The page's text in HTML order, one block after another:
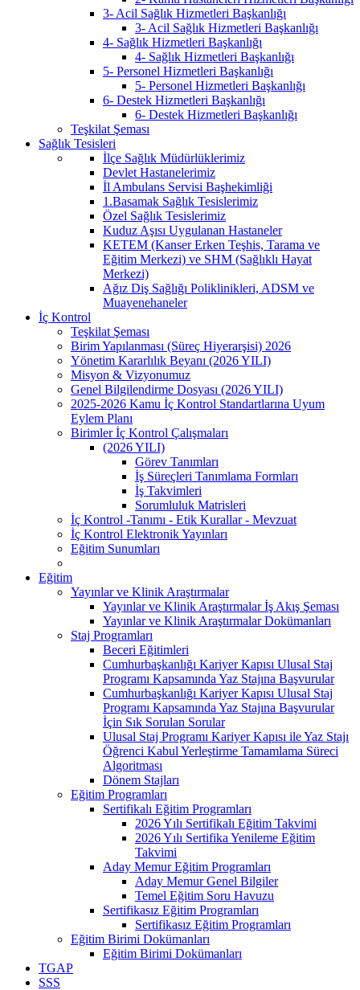
3- Acil Sağlık Hizmetleri Başkanlığı
3- Acil Sağlık Hizmetleri Başkanlığı
4- Sağlık Hizmetleri Başkanlığı
4- Sağlık Hizmetleri Başkanlığı
5- Personel Hizmetleri Başkanlığı
5- Personel Hizmetleri Başkanlığı
6- Destek Hizmetleri Başkanlığı
6- Destek Hizmetleri Başkanlığı
Teşkilat Şeması
Sağlık Tesisleri
İlçe Sağlık Müdürlüklerimiz
Devlet Hastanelerimiz
İl Ambulans Servisi Başhekimliği
1.Basamak Sağlık Tesislerimiz
Özel Sağlık Tesislerimiz
Kuduz Aşısı Uygulanan Hastaneler
KETEM (Kanser Erken Teşhis, Tarama ve
Eğitim Merkezi) ve SHM (Sağlıklı Hayat
Merkezi)
Ağız Diş Sağlığı Poliklinikleri, ADSM ve
Muayenehaneler
İç Kontrol
Teşkilat Şeması
Birim Yapılanması (Süreç Hiyerarşisi) 2026
Yönetim Kararlılık Beyanı (2026 YILI)
Misyon & Vizyonumuz
Genel Bilgilendirme Dosyası (2026 YILI)
2025-2026 Kamu İç Kontrol Standartlarına Uyum
Eylem Planı
Birimler İç Kontrol Çalışmaları
(2026 YILI)
Görev Tanımları
İş Süreçleri Tanımlama Formları
İş Takvimleri
Sorumluluk Matrisleri
İç Kontrol -Tanımı - Etik Kurallar - Mevzuat
İç Kontrol Elektronik Yayınları
Eğitim Sunumları
Eğitim
Yayınlar ve Klinik Araştırmalar
Yayınlar ve Klinik Araştırmalar İş Akış Şeması
Yayınlar ve Klinik Araştırmalar Dokümanları
Staj Programları
Beceri Eğitimleri
Cumhurbaşkanlığı Kariyer Kapısı Ulusal Staj
Programı Kapsamında Yaz Stajına Başvurular
Cumhurbaşkanlığı Kariyer Kapısı Ulusal Staj
Programı Kapsamında Yaz Stajına Başvurular
İçin Sık Sorulan Sorular
Ulusal Staj Programı Kariyer Kapısı ile Yaz Stajı
Öğrenci Kabul Yerleştirme Tamamlama Süreci
Algoritması
Dönem Stajları
Eğitim Programları
Sertifikalı Eğitim Programları
2026 Yılı Sertifikalı Eğitim Takvimi
2026 Yılı Sertifika Yenileme Eğitim
Takvimi
Aday Memur Eğitim Programları
Aday Memur Genel Bilgiler
Temel Eğitim Soru Havuzu
Sertifikasız Eğitim Programları
Sertifikasız Eğitim Programları
Eğitim Birimi Dokümanları
Eğitim Birimi Dokümanları
TGAP
SSS